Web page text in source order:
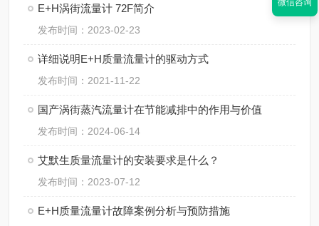
E+H涡街流量计 72F简介
发布时间：2023-02-23
详细说明E+H质量流量计的驱动方式
发布时间：2021-11-22
国产涡街蒸汽流量计在节能减排中的作用与价值
发布时间：2024-06-14
艾默生质量流量计的安装要求是什么？
发布时间：2023-07-12
E+H质量流量计故障案例分析与预防措施
微信咨询